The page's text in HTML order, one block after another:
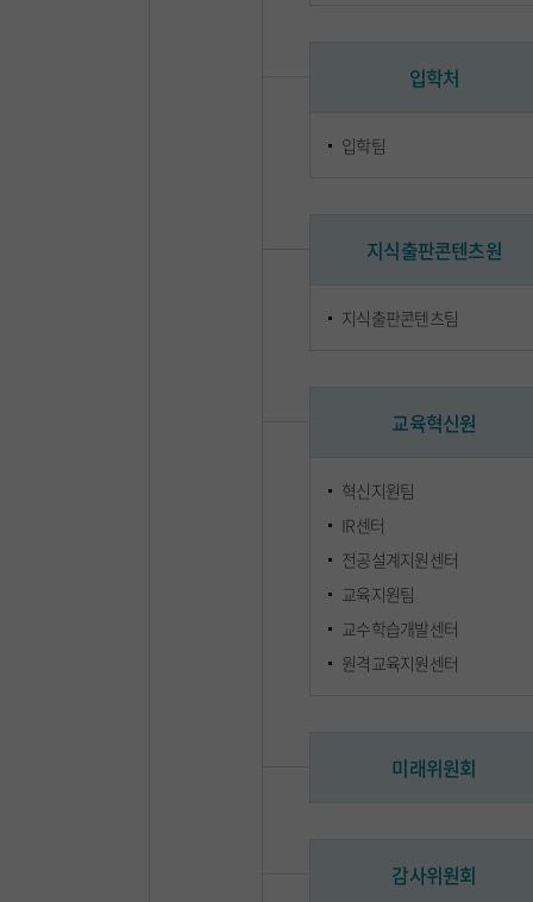
입학처
입학팀
지식출판콘텐츠원
지식출판콘텐츠팀
교육혁신원
혁신지원팀
IR센터
전공설계지원센터
교육지원팀
교수학습개발센터
원격교육지원센터
미래위원회
감사위원회